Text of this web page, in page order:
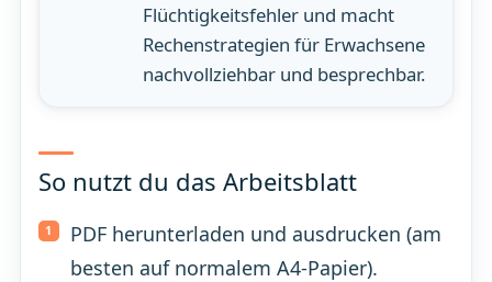
Flüchtigkeitsfehler und macht
Rechenstrategien für Erwachsene
nachvollziehbar und besprechbar.
So nutzt du das Arbeitsblatt
PDF herunterladen und ausdrucken (am
besten auf normalem A4-Papier).